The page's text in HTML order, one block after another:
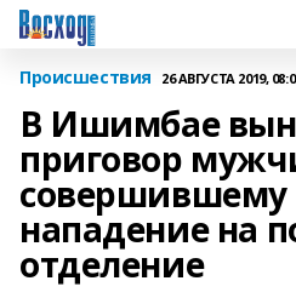
Происшествия 26 АВГУСТА 2019,
В Ишимбае
приговор
совершившему
нападение на
отделение